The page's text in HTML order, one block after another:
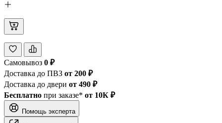
Самовывоз 0 ₽
Доставка до ПВЗ от 200 ₽
Доставка до двери от 490 ₽
Бесплатно при заказе* от 10К ₽
Помощь эксперта